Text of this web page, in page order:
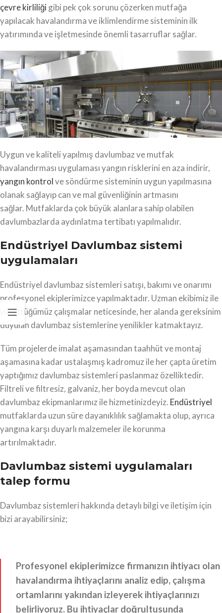
çevre kirliliğigibi pek çok sorunu çözerken mutfağa
yapılacak havalandırma ve iklimlendirme sisteminin ilk
yatırımında ve işletmesinde önemli tasarruflar sağlar.
Uygun ve kaliteli yapılmış davlumbaz ve mutfak
havalandırması uygulaması yangın risklerini en aza indirir,
yangın kontrolve söndürme sisteminin uygun yapılmasına
olanak sağlayıp can ve mal güvenliğinin artmasını
sağlar. Mutfaklarda çok büyük alanlara sahip olabilen
davlumbazlarda aydınlatma tertibatı yapılmalıdır.
Endüstriyel Davlumbaz sistemi
uygulamaları
Endüstriyel davlumbaz sistemleri satışı, bakımı ve onarımı
profesyonel ekiplerimizce yapılmaktadır. Uzman ekibimiz ile
yürüttüğümüz çalışmalar neticesinde, her alanda gereksinim
duyulan davlumbaz sistemlerine yenilikler katmaktayız.
Tüm projelerde imalat aşamasından taahhüt ve montaj
aşamasına kadar ustalaşmış kadromuz ile her çapta üretim
yaptığımız davlumbaz sistemleri paslanmaz özelliktedir.
Filtreli ve filtresiz, galvaniz, her boyda mevcut olan
davlumbaz ekipmanlarımız ile hizmetinizdeyiz. Endüstriyel
mutfaklarda uzun süre dayanıklılık sağlamakta olup, ayrıca
yangına karşı duyarlı malzemeler ile korunma
artırılmaktadır.
Davlumbaz sistemi uygulamaları
talep formu
Davlumbaz sistemleri hakkında detaylı bilgi ve iletişim için
bizi arayabilirsiniz;
Profesyonel ekiplerimizce firmanızın ihtiyacı olan
havalandırma ihtiyaçlarını analiz edip, çalışma
ortamlarını yakından izleyerek ihtiyaçlarınızı
belirliyoruz. Bu ihtiyaçlar doğrultusunda